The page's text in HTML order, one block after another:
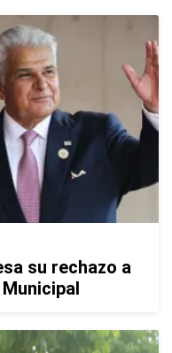
su rechazo a